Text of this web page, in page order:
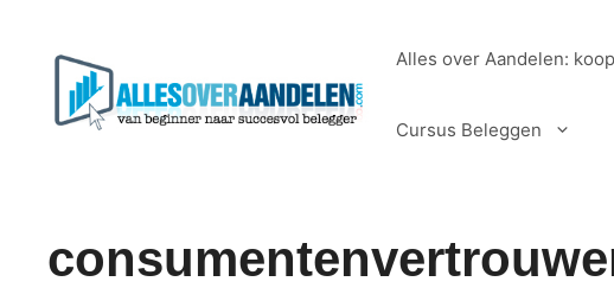
Alles over Aandelen:
Cursus Beleggen